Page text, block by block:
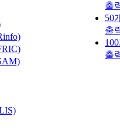
출
50
출
출